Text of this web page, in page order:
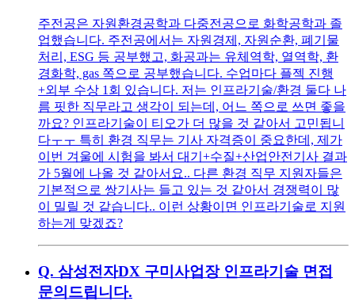
주전공은 자원환경공학과 다중전공으로 화학공학과 졸
업했습니다. 주전공에서는 자원경제, 자원순환, 폐기물
처리, ESG 등 공부했고, 화공과는 유체역학, 열역학, 환
경화학, gas 쪽으로 공부했습니다. 수업마다 플젝 진행
+외부 수상 1회 있습니다. 저는 인프라기술/환경 둘다 나
름 핏한 직무라고 생각이 되는데, 어느 쪽으로 쓰면 좋을
까요? 인프라기술이 티오가 더 많을 것 같아서 고민됩니
다ㅜㅜ 특히 환경 직무는 기사 자격증이 중요한데, 제가
이번 겨울에 시험을 봐서 대기+수질+산업안전기사 결과
가 5월에 나올 것 같아서요.. 다른 환경 직무 지원자들은
기본적으로 쌍기사는 들고 있는 것 같아서 경쟁력이 많
이 밀릴 것 같습니다.. 이런 상황이면 인프라기술로 지원
하는게 맞겠죠?
Q. 삼성전자DX 구미사업장 인프라기술 면접
문의드립니다.